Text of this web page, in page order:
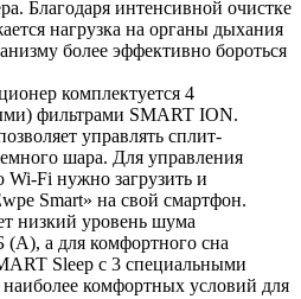
Благодаря интенсивной очистке
нагрузка на органы дыхания
более эффективно бороться
комплектуется 4
фильтрами SMART ION.
управлять сплит-
шара. Для управления
Fi нужно загрузить и
Smart» на свой смартфон.
низкий уровень шума
(А), а для комфортного сна
Sleep с 3 специальными
комфортных условий для